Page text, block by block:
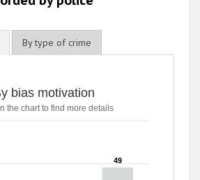
By type of crime
bias motivation
the chart to find more details
49
49